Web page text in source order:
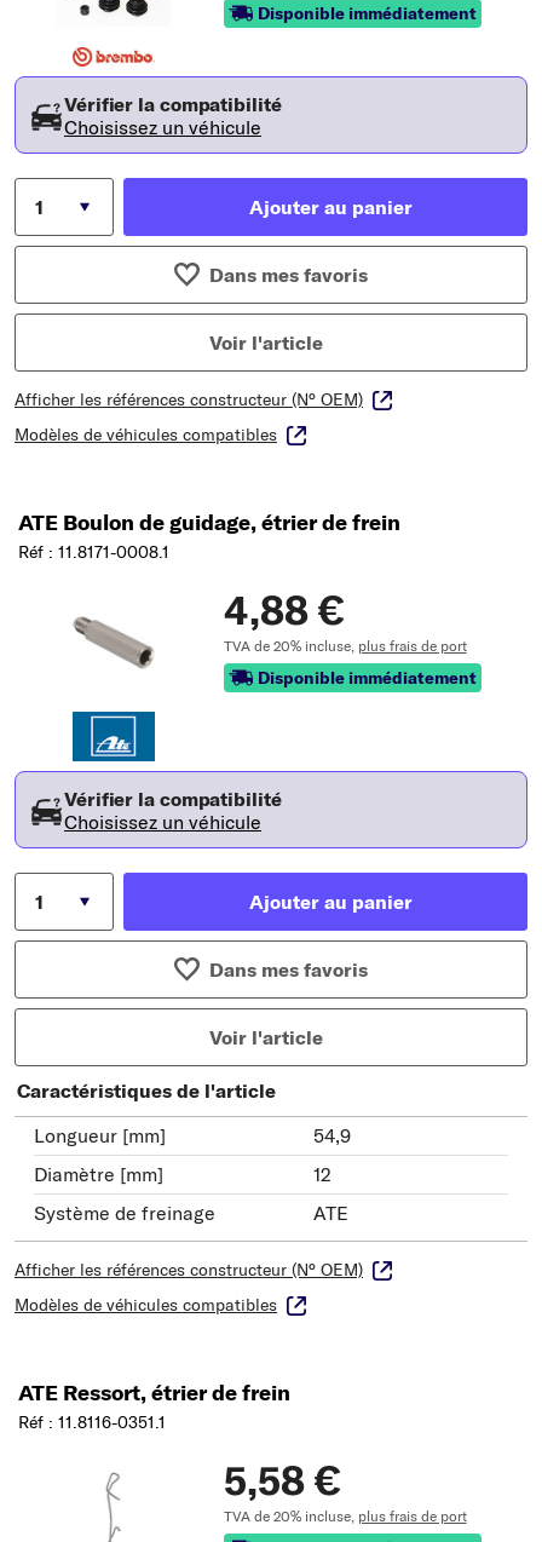
Disponible immédiatement
Vérifier la compatibilité
Choisissez un véhicule
Ajouter au panier
Dans mes favoris
Voir l'article
Afficher les références constructeur (N° OEM)
Modèles de véhicules compatibles
ATE Boulon de guidage, étrier de frein
Réf : 11.8171-0008.1
4,88 €
TVA de 20% incluse, plus frais de port
Disponible immédiatement
Vérifier la compatibilité
Choisissez un véhicule
Ajouter au panier
Dans mes favoris
Voir l'article
Caractéristiques de l'article
Longueur [mm]
54,9
Diamètre [mm]
12
Système de freinage
ATE
Afficher les références constructeur (N° OEM)
Modèles de véhicules compatibles
ATE Ressort, étrier de frein
Réf : 11.8116-0351.1
5,58 €
TVA de 20% incluse, plus frais de port